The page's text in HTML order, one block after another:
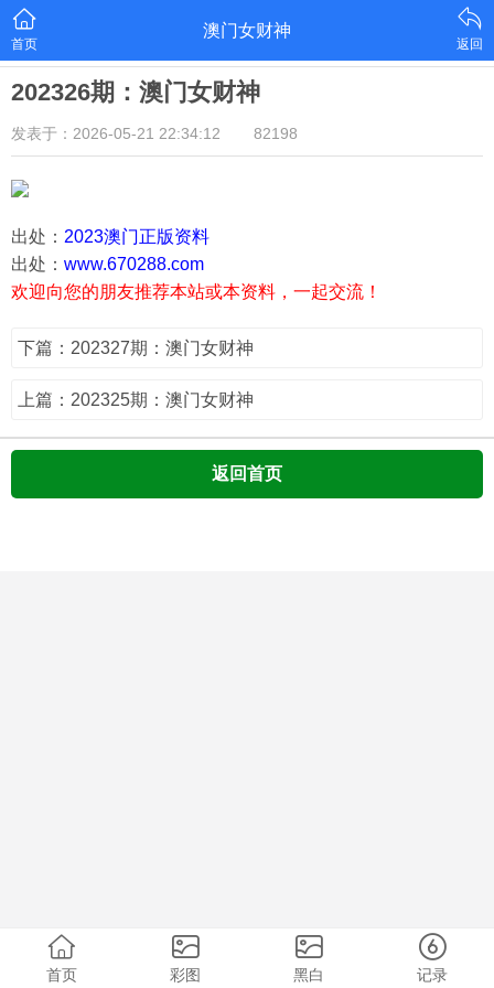
首页
澳门女财神
返回
202326期：澳门女财神
发表于：2026-05-21 22:34:12 82198
出处： 2023澳门正版资料
出处： www.670288.com
欢迎向您的朋友推荐本站或本资料，一起交流！
下篇：202327期：澳门女财神
上篇：202325期：澳门女财神
返回首页
首页 彩图 黑白 记录